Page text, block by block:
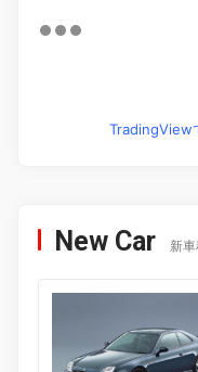
TradingView
New Car 新